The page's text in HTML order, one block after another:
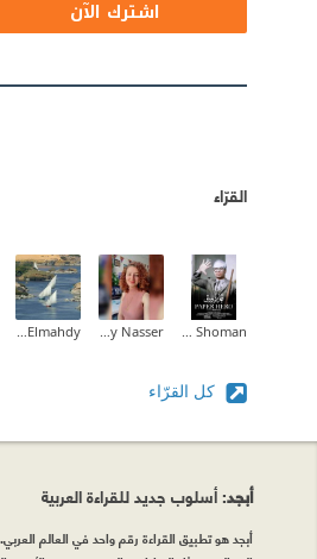
اشترك الآن
القرّاء
كل القرّاء
أبجد: أسلوب جديد للقراءة العربية
أبجد هو تطبيق القراءة رقم واحد في العالم